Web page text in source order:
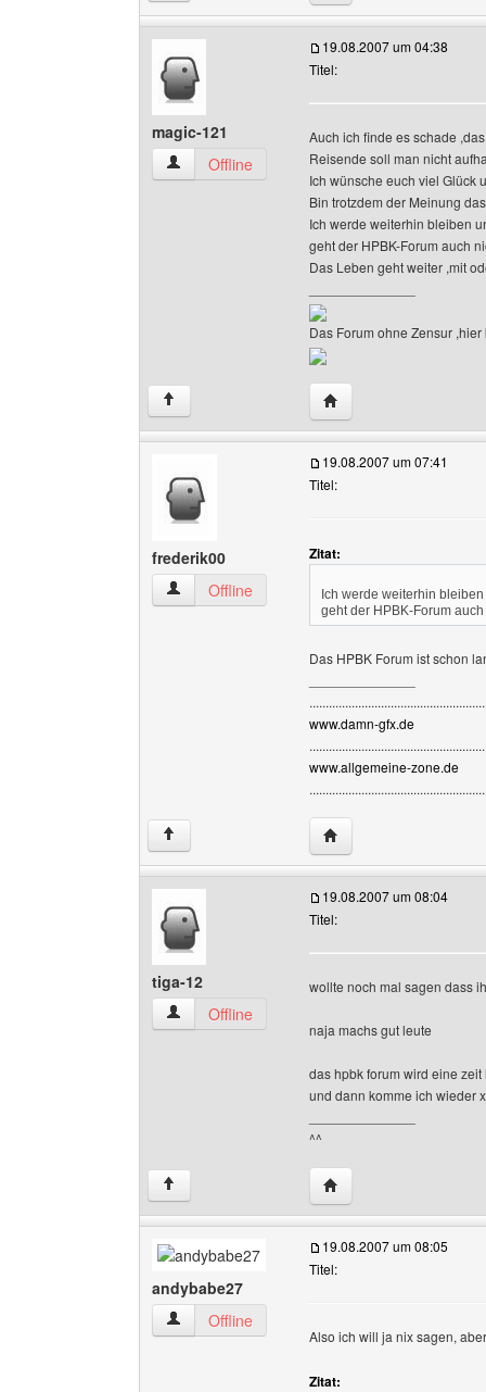
magic-121
magic-121 Benutzer-Profile anzeigen
Offline
19.08.2007 um 04:38
Titel:
Auch ich finde es schade
Reisende soll man nicht
Ich wünsche euch viel Glück
Bin trotzdem der Meinung
Ich werde weiterhin bleiben
geht der HPBK-Forum auch
Das Leben geht weiter ,mit
Das Forum ohne Zensur
↑ Website dieses
frederik00
frederik00 Benutzer-Profile anzeigen
Offline
19.08.2007 um 07:41
Titel:
Zitat:
Ich werde weiterhin
geht der HPBK-Forum
Das HPBK Forum ist schon
www.damn-gfx.de
www.allgemeine-zone.de
↑ Website dieses
tiga-12
tiga-12 Benutzer-Profile anzeigen
Offline
19.08.2007 um 08:04
Titel:
wollte noch mal sagen dass
naja machs gut leute
das hpbk forum wird eine
und dann komme ich wieder
^^
↑ Website dieses
andybabe27
andybabe27 Benutzer-Profile anzeigen
Offline
19.08.2007 um 08:05
Titel:
Also ich will ja nix sagen,
Zitat: